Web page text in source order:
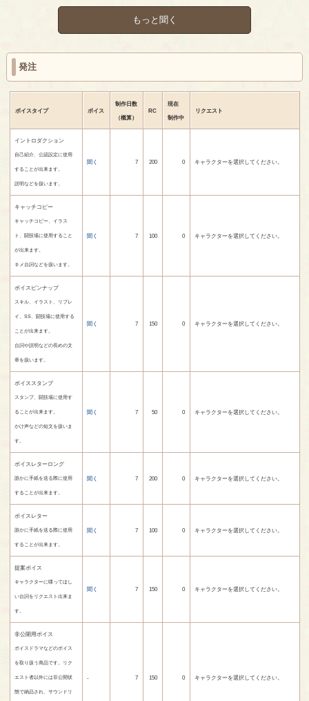
もっと聞く
発注
ボイスタイプ ボイス
制作日数
（概算）
RC
現在
制作中
リクエスト
イントロダクション
自己紹介、公認設定に使用
することが出来ます。
説明などを扱います。
聞く 7 200 0 キャラクターを選択してください。
キャッチコピー
キャッチコピー、イラス
ト、闘技場に使用すること
が出来ます。
キメ台詞などを扱います。
聞く 7 100 0 キャラクターを選択してください。
ボイスピンナップ
スキル、イラスト、リプレ
イ、SS、闘技場に使用する
ことが出来ます。
台詞や説明などの長めの文
章を扱います。
聞く 7 150 0 キャラクターを選択してください。
ボイススタンプ
スタンプ、闘技場に使用す
ることが出来ます。
かけ声などの短文を扱いま
す。
聞く 7 50 0 キャラクターを選択してください。
ボイスレターロング
誰かに手紙を送る際に使用
することが出来ます。
聞く 7 200 0 キャラクターを選択してください。
ボイスレター
誰かに手紙を送る際に使用
することが出来ます。
聞く 7 100 0 キャラクターを選択してください。
提案ボイス
キャラクターに喋ってほし
い台詞をリクエスト出来ま
す。
聞く 7 150 0 キャラクターを選択してください。
非公開用ボイス
ボイスドラマなどのボイス
を取り扱う商品です。リク
エスト者以外には非公開状
態で納品され、サウンドリ
- 7 150 0 キャラクターを選択してください。